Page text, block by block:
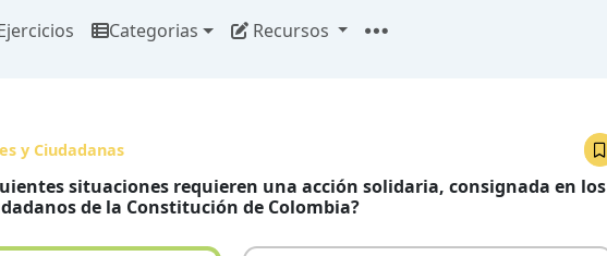
Categorias Recursos
y Ciudadanas
situaciones requieren una acción solidaria, consignada en los
de la Constitución de Colombia?